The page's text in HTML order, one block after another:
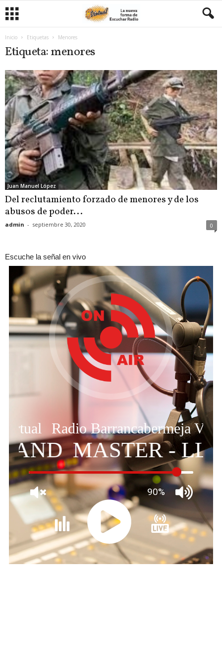
Inicio Etiquetas Menores
Etiqueta: menores
Juan Manuel López
Del reclutamiento forzado de menores y de los
abusos de poder...
admin - septiembre 30, 2020 0
Escuche la señal en vivo